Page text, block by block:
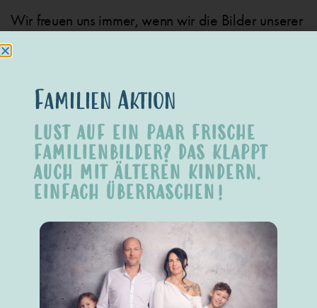
Wir freuen uns immer, wenn wir die Bilder unserer
Kunden in einem individuellen
auf einer außergewöhnlichen
aber auch für jedes andere Wandbild, einen
Wood Block oder diverse Bilderrahmen einlösen.
Familien Aktion
LUST AUF EIN PAAR FRISCHE
FAMILIENBILDER? DAS KLAPPT
AUCH MIT ÄLTEREN KINDERN.
EINFACH ÜBERRASCHEN!